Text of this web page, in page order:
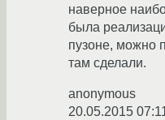
наверное
была
пузоне, можно
там сделали.
anonymous
20.05.2015